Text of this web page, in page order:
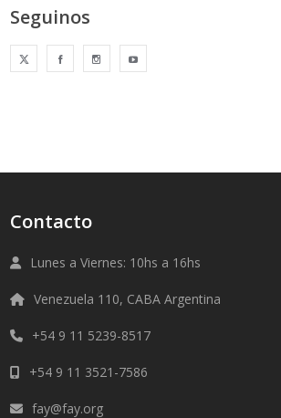
Seguinos
Contacto
Lunes a Viernes: 10hs a 16hs
Venezuela 110, CABA Argentina
+54 9 11 5239-8517
+54 9 11 3521-7586
fay@fay.org